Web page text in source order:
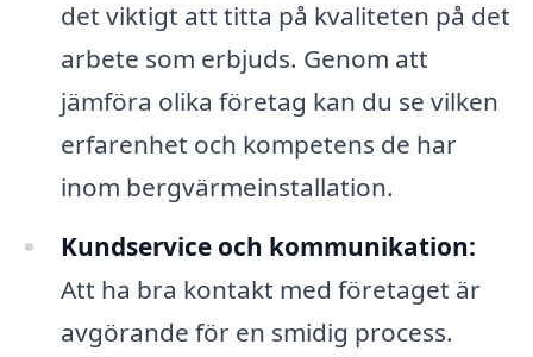
det viktigt att titta på kvaliteten på det
arbete som erbjuds. Genom att
jämföra olika företag kan du se vilken
erfarenhet och kompetens de har
inom bergvärmeinstallation.
Kundservice och kommunikation:
Att ha bra kontakt med företaget är
avgörande för en smidig process.